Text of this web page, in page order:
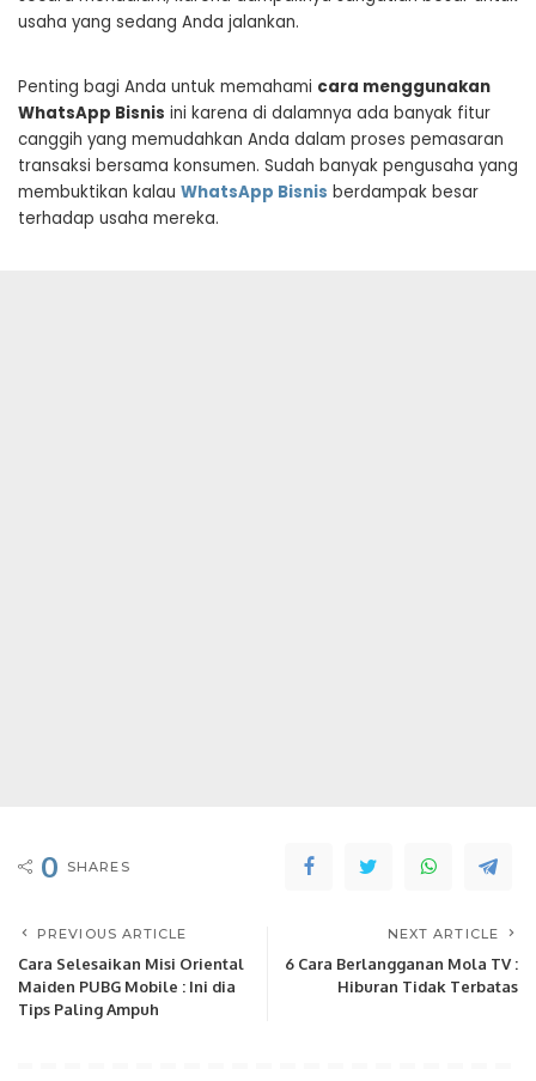
usaha yang sedang Anda jalankan.
Penting bagi Anda untuk memahami cara menggunakan
WhatsApp Bisnis ini karena di dalamnya ada banyak fitur
canggih yang memudahkan Anda dalam proses pemasaran
transaksi bersama konsumen. Sudah banyak pengusaha yang
membuktikan kalau WhatsApp Bisnis berdampak besar
terhadap usaha mereka.
0 SHARES
PREVIOUS ARTICLE
Cara Selesaikan Misi Oriental
Maiden PUBG Mobile : Ini dia
Tips Paling Ampuh
NEXT ARTICLE
6 Cara Berlangganan Mola TV :
Hiburan Tidak Terbatas